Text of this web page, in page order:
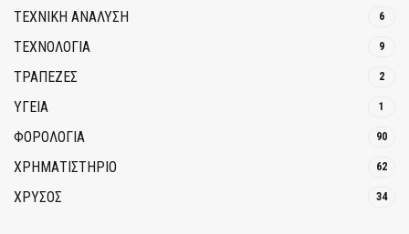
ΤΕΧΝΙΚΗ ΑΝΑΛΥΣΗ 6
ΤΕΧΝΟΛΟΓΙΑ 9
ΤΡΆΠΕΖΕΣ 2
ΥΓΕΙΑ 1
ΦΟΡΟΛΟΓΙΑ 90
ΧΡΗΜΑΤΙΣΤΗΡΙΟ 62
ΧΡΥΣΟΣ 34